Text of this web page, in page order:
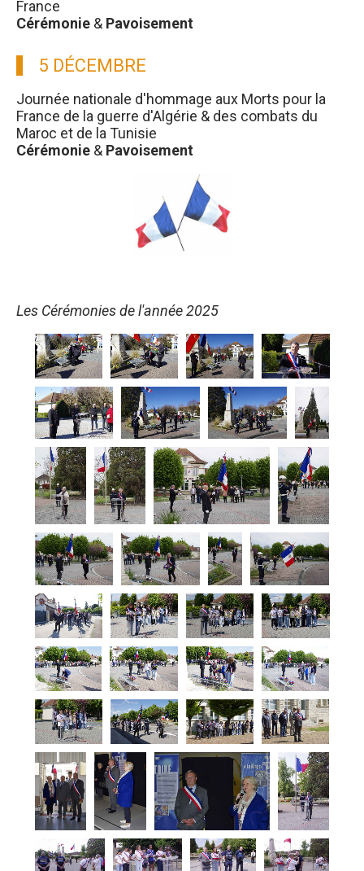
France
Cérémonie & Pavoisement
5 DÉCEMBRE
Journée nationale d'hommage aux Morts pour la
France de la guerre d'Algérie & des combats du
Maroc et de la Tunisie
Cérémonie & Pavoisement
Les Cérémonies de l'année 2025